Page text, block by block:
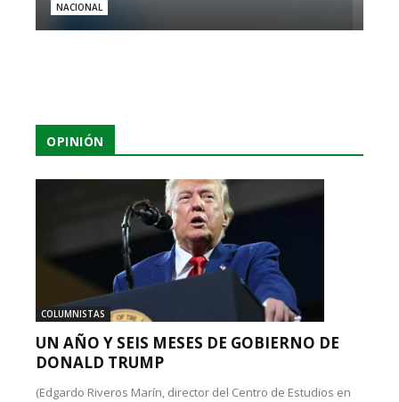
NACIONAL
OPINIÓN
COLUMNISTAS
UN AÑO Y SEIS MESES DE GOBIERNO DE
DONALD TRUMP
(Edgardo Riveros Marín, director del Centro de Estudios en